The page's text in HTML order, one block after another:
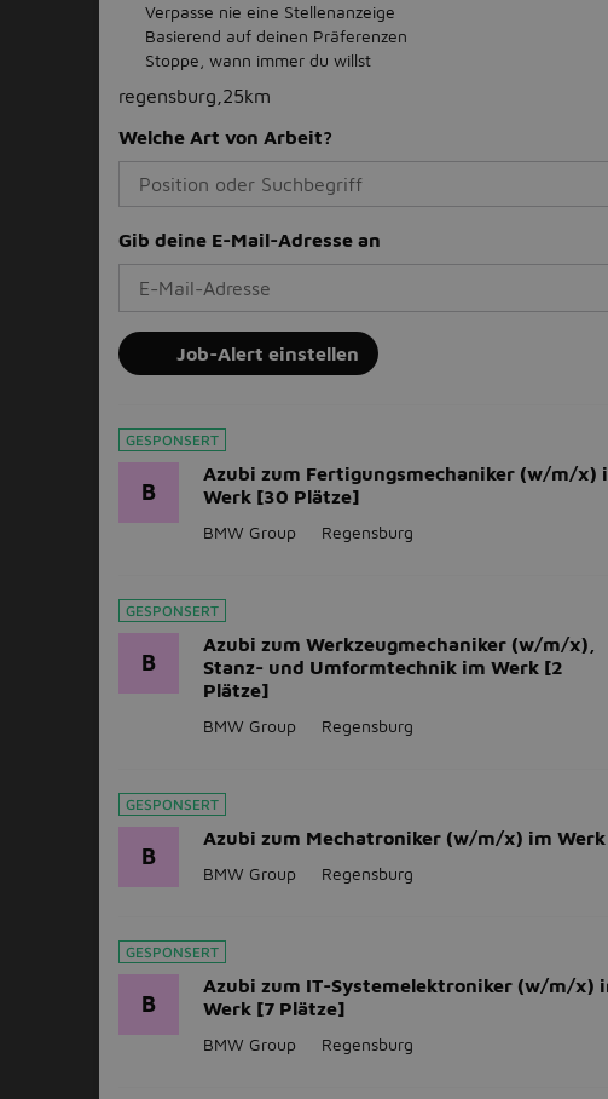
Verpasse nie eine Stellenanzeige
Basierend auf deinen Präferenzen
Stoppe, wann immer du willst
regensburg,25km
Welche Art von Arbeit?
Gib deine E-Mail-Adresse an
Job-Alert einstellen
GESPONSERT
B
Azubi zum Fertigungsmechaniker (w/m/x)
Werk [30 Plätze]
BMW Group Regensburg
GESPONSERT
B
Azubi zum Werkzeugmechaniker (w/m/x),
Stanz- und Umformtechnik im Werk [2
Plätze]
BMW Group Regensburg
GESPONSERT
B
Azubi zum Mechatroniker (w/m/x) im Werk
BMW Group Regensburg
GESPONSERT
B
Azubi zum IT-Systemelektroniker (w/m/x)
Werk [7 Plätze]
BMW Group Regensburg